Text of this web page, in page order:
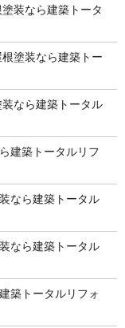
装なら建築トータ
塗装なら建築トー
なら建築トータル
建築トータルリフ
なら建築トータル
なら建築トータル
築トータルリフォ